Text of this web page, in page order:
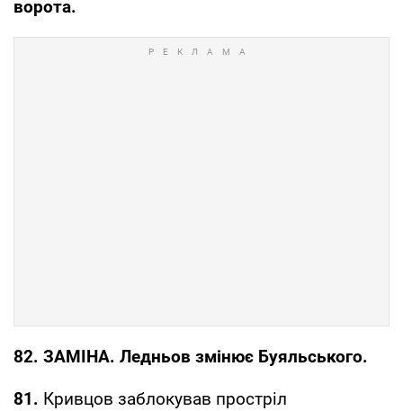
ворота.
82. ЗАМІНА. Ледньов змінює Буяльського.
81. Кривцов заблокував простріл